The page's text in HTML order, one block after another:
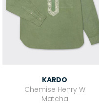
KARDO
Chemise Henry W
Matcha